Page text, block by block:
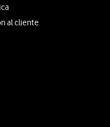
al cliente